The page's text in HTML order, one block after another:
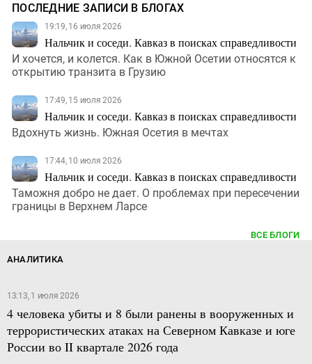
ПОСЛЕДНИЕ ЗАПИСИ В БЛОГАХ
19:19, 16 июля 2026
Нальчик и соседи. Кавказ в поисках справедливости
И хочется, и колется. Как в Южной Осетии относятся к
открытию транзита в Грузию
17:49, 15 июля 2026
Нальчик и соседи. Кавказ в поисках справедливости
Вдохнуть жизнь. Южная Осетия в мечтах
17:44, 10 июля 2026
Нальчик и соседи. Кавказ в поисках справедливости
Таможня добро не дает. О проблемах при пересечении
границы в Верхнем Ларсе
ВСЕ БЛОГИ
АНАЛИТИКА
13:13, 1 июля 2026
4 человека убиты и 8 были ранены в вооруженных и
террористических атаках на Северном Кавказе и юге
России во II квартале 2026 года